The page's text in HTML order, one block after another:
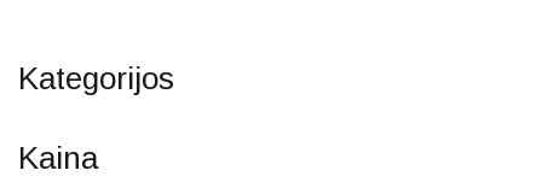
Kategorijos
Kaina